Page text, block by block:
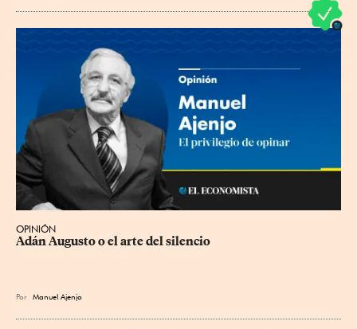
OPINIÓN
Adán Augusto o el arte del silencio
Por Manuel Ajenjo